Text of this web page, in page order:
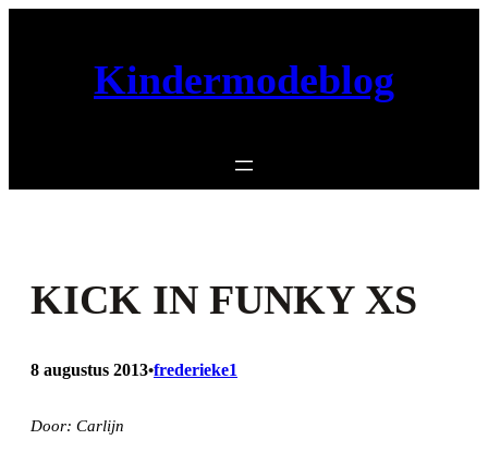
Kindermodeblog
KICK IN FUNKY XS
8 augustus 2013•frederieke1
Door: Carlijn